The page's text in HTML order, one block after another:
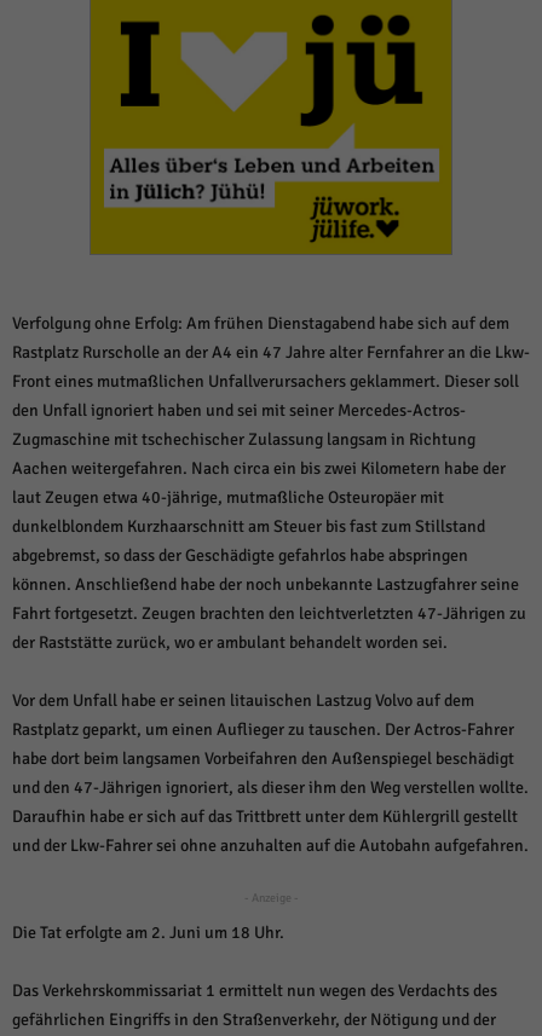
Verfolgung ohne Erfolg: Am frühen Dienstagabend habe sich auf dem
Rastplatz Rurscholle an der A4 ein 47 Jahre alter Fernfahrer an die Lkw-
Front eines mutmaßlichen Unfallverursachers geklammert. Dieser soll
den Unfall ignoriert haben und sei mit seiner Mercedes-Actros-
Zugmaschine mit tschechischer Zulassung langsam in Richtung
Aachen weitergefahren. Nach circa ein bis zwei Kilometern habe der
laut Zeugen etwa 40-jährige, mutmaßliche Osteuropäer mit
dunkelblondem Kurzhaarschnitt am Steuer bis fast zum Stillstand
abgebremst, so dass der Geschädigte gefahrlos habe abspringen
können. Anschließend habe der noch unbekannte Lastzugfahrer seine
Fahrt fortgesetzt. Zeugen brachten den leichtverletzten 47-Jährigen zu
der Raststätte zurück, wo er ambulant behandelt worden sei.
Vor dem Unfall habe er seinen litauischen Lastzug Volvo auf dem
Rastplatz geparkt, um einen Auflieger zu tauschen. Der Actros-Fahrer
habe dort beim langsamen Vorbeifahren den Außenspiegel beschädigt
und den 47-Jährigen ignoriert, als dieser ihm den Weg verstellen wollte.
Daraufhin habe er sich auf das Trittbrett unter dem Kühlergrill gestellt
und der Lkw-Fahrer sei ohne anzuhalten auf die Autobahn aufgefahren.
- Anzeige -
Die Tat erfolgte am 2. Juni um 18 Uhr.
Das Verkehrskommissariat 1 ermittelt nun wegen des Verdachts des
gefährlichen Eingriffs in den Straßenverkehr, der Nötigung und der
Alle akzeptieren
Datenschutzeinstellungen
Essenziell (1)
Essenzielle Cookies ermöglichen grundlegende Funktionen und sind für die
einwandfreie Funktion der Website erforderlich.
Statistiken (1)
Statistik Cookies erfassen Informationen anonym. Diese Informationen helfen
uns zu verstehen, wie unsere Besucher unsere Website nutzen.
Cookie-Informationen anzeigen
Marketing (1)
Marketing-Cookies werden von Drittanbietern oder Publishern verwendet,
um personalisierte Werbung anzuzeigen. Sie tun dies, indem sie Besucher
Cookie-Informationen anzeigen
Externe Medien (6)
standardmäßig blockiert. Wenn Cookies von externen Medien akzeptiert
werden, bedarf der Zugriff auf diese Inhalte keiner manuellen Einwilligung
mehr.
Cookie-Informationen anzeigen
powered by Borlabs Cookie Datenschutzerklärung